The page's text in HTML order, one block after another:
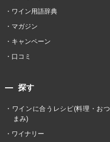
ワイン用語辞典
マガジン
キャンペーン
口コミ
探す
ワインに合うレシピ(料理・おつ
まみ)
ワイナリー